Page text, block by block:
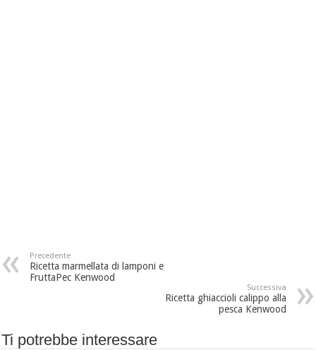
Precedente
Ricetta marmellata di lamponi e
FruttaPec Kenwood
Successiva
Ricetta ghiaccioli calippo alla
pesca Kenwood
Ti potrebbe interessare